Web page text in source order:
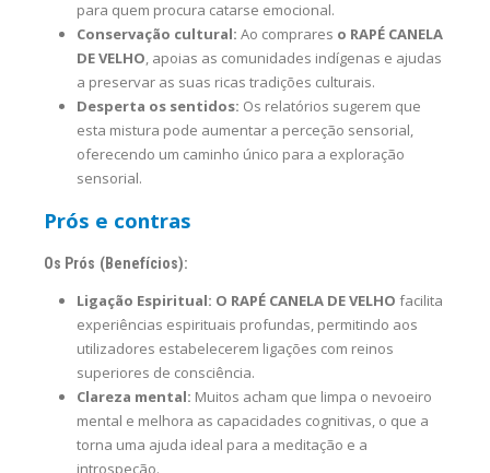
para quem procura catarse emocional.
Conservação cultural: Ao comprares o RAPÉ CANELA
DE VELHO, apoias as comunidades indígenas e ajudas
a preservar as suas ricas tradições culturais.
Desperta os sentidos: Os relatórios sugerem que
esta mistura pode aumentar a perceção sensorial,
oferecendo um caminho único para a exploração
sensorial.
Prós e contras
Os Prós (Benefícios):
Ligação Espiritual: O RAPÉ CANELA DE VELHO facilita
experiências espirituais profundas, permitindo aos
utilizadores estabelecerem ligações com reinos
superiores de consciência.
Clareza mental: Muitos acham que limpa o nevoeiro
mental e melhora as capacidades cognitivas, o que a
torna uma ajuda ideal para a meditação e a
introspeção.